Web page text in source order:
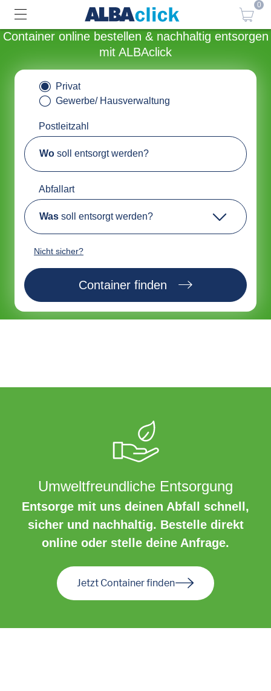
0
Container online bestellen & nachhaltig entsorgen
mit ALBAclick
Privat
Gewerbe/ Hausverwaltung
Postleitzahl
Wo soll entsorgt werden?
Abfallart
Was soll entsorgt werden?
Nicht sicher?
Container finden
Umweltfreundliche Entsorgung
Entsorge mit uns deinen Abfall schnell,
sicher und nachhaltig. Bestelle direkt
online oder stelle deine Anfrage.
Jetzt Container finden